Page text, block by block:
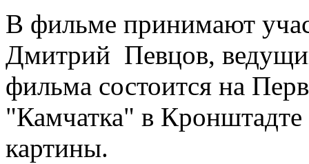
В фильме принимают
Дмитрий Певцов,
фильма состоится на
"Камчатка" в
картины.